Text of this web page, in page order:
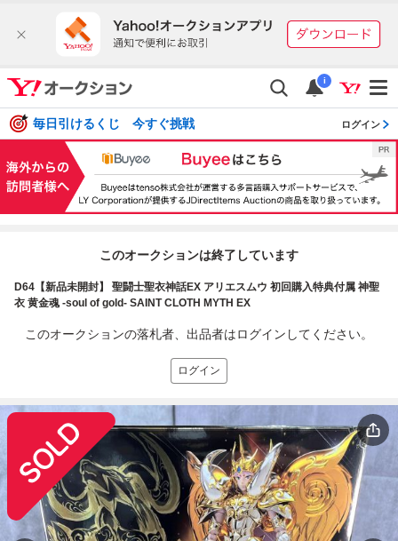
i
毎日引けるくじ 今すぐ挑戦 ログイン
このオークションは終了しています
D64【新品未開封】 聖闘士聖衣神話EX アリエスムウ 初回購入特典付属 神聖
衣 黄金魂 -soul of gold- SAINT CLOTH MYTH EX
このオークションの落札者、出品者はログインしてください。
ログイン